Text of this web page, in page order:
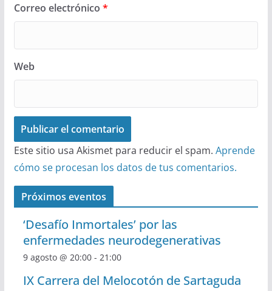
Correo electrónico *
Web
Este sitio usa Akismet para reducir el spam. Aprende
cómo se procesan los datos de tus comentarios.
Próximos eventos
‘Desafío Inmortales’ por las
enfermedades neurodegenerativas
9 agosto @ 20:00- 21:00
IX Carrera del Melocotón de Sartaguda